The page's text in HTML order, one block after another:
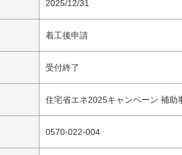
2025/12/31
着工後申請
受付終了
住宅省エネ2025キャンペーン 補助
0570-022-004